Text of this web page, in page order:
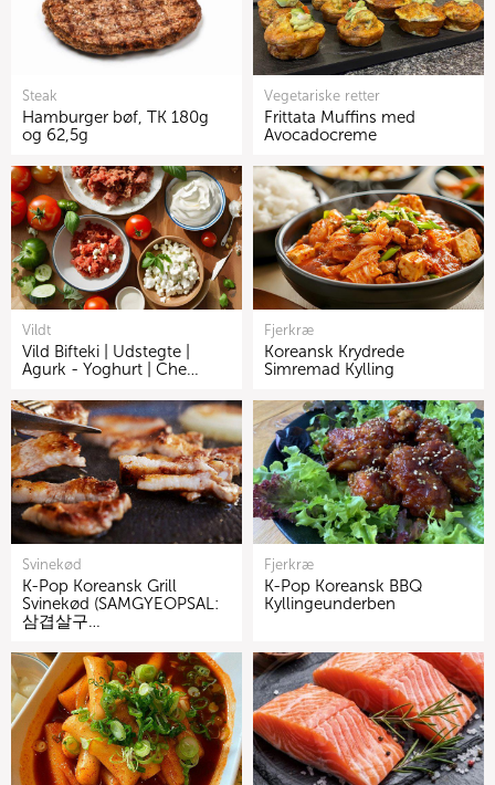
Steak
Hamburger bøf, TK 180g
og 62,5g
Vegetariske retter
Frittata Muffins med
Avocadocreme
Vildt
Vild Bifteki | Udstegte |
Agurk - Yoghurt | Che…
Fjerkræ
Koreansk Krydrede
Simremad Kylling
Svinekød
K-Pop Koreansk Grill
Svinekød (SAMGYEOPSAL:
삼겹살구…
Fjerkræ
K-Pop Koreansk BBQ
Kyllingeunderben